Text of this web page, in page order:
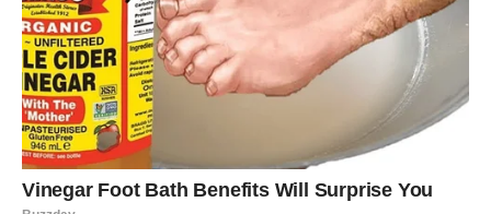
trenutke koji će vam vratiti unutrašnji mir.
Obratite pažnju na jedan znak
Zvijezde vam šalju poruku da ne zanemarujete sitnice.
Možda ćete sasvim slučajno čuti nešto što će vam kasnije